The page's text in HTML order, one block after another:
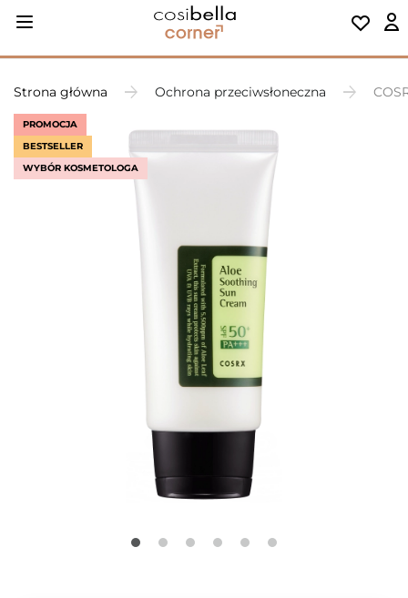
Strona główna Ochrona przeciwsłoneczna
PROMOCJA
BESTSELLER
WYBÓR KOSMETOLOGA